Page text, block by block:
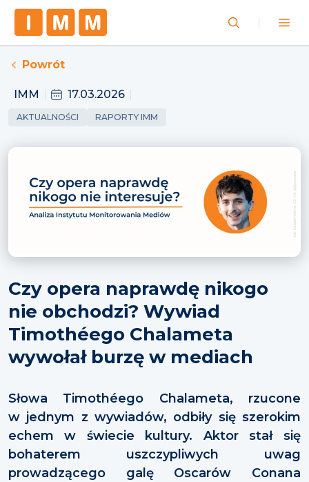
Powrót
IMM 17.03.2026
AKTUALNOŚCI RAPORTY IMM
Czy opera naprawdę nikogo
nie obchodzi? Wywiad
Timothéego Chalameta
wywołał burzę w mediach
Słowa Timothéego Chalameta, rzucone
w jednym z wywiadów, odbiły się szerokim
echem w świecie kultury. Aktor stał się
bohaterem uszczypliwych uwag
prowadzącego galę Oscarów Conana